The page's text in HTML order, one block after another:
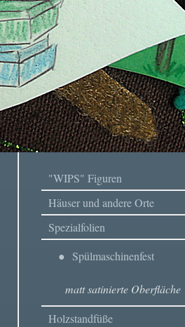
"WIPS" Figuren
Häuser und andere Orte
Spezialfolien
Spülmaschinenfest
matt satinierte Oberfläche
Holzstandfüße